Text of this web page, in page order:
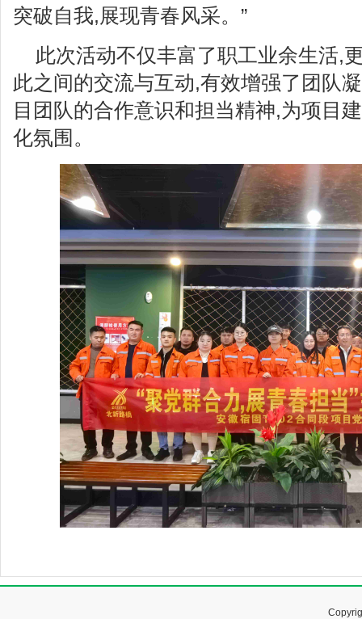
突破自我,展现青春风采。”
此次活动不仅丰富了职工业余生活,
此之间的交流与互动,有效增强了团队
目团队的合作意识和担当精神,为项目
化氛围。